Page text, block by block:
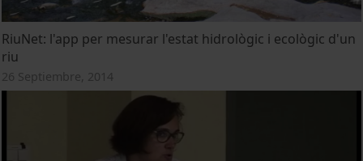
RiuNet: l'app per mesurar l'estat hidrològic i ecològic d'un
riu
26 Septiembre, 2014